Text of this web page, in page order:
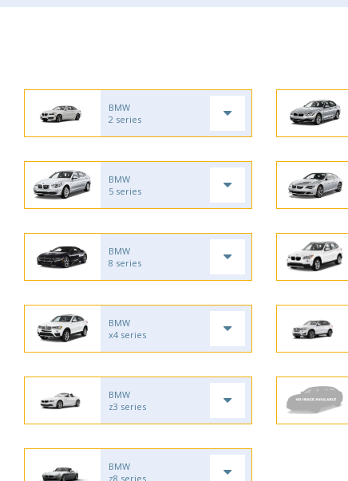
BMW
2 series
BMW
5 series
BMW
8 series
BMW
x4 series
BMW
z3 series
BMW
z8 series